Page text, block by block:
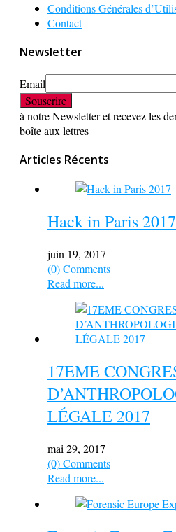
Conditions Générales
Contact
Newsletter
Email
à notre Newsletter et recevez les
boîte aux lettres
Articles Récents
Hack in Paris 2017
juin 19, 2017
(0) Comments
Read more...
17EME
LÉGALE 2017
mai 29, 2017
(0) Comments
Read more...